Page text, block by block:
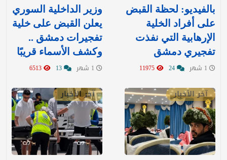
بالفيديو: لحظة القبض
على أفراد الخلية
الإرهابية التي نفذت
تفجيري دمشق
وزير الداخلية السوري
يعلن القبض على خلية
تفجيرات دمشق ..
وكشف الأسماء قريبًا
آخر الأخبار آخر الأخبار